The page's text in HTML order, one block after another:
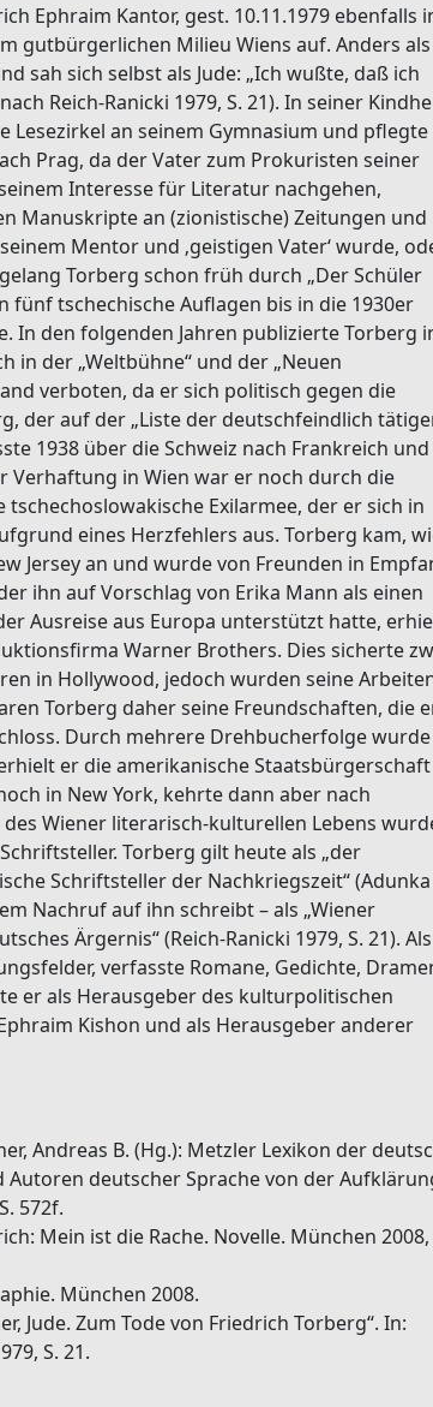
Ephraim Kantor, gest. 10.11.1979 ebenfalls
gutbürgerlichen Milieu Wiens auf. Anders als
sah sich selbst als Jude: „Ich wußte, daß ich
Reich-Ranicki 1979, S. 21). In seiner
an seinem Gymnasium und pflegte
Prag, da der Vater zum Prokuristen seiner
Interesse für Literatur nachgehen,
Manuskripte an (zionistische) Zeitungen und
Mentor und ‚geistigen Vater‘ wurde,
Torberg schon früh durch „Der Schüler
fünf tschechische Auflagen bis in die 1930er
In den folgenden Jahren publizierte Torberg
in der „Weltbühne“ und der „Neuen
verboten, da er sich politisch gegen die
der auf der „Liste der deutschfeindlich
1938 über die Schweiz nach Frankreich
Verhaftung in Wien war er noch durch die
Exilarmee, der er sich in
eines Herzfehlers aus. Torberg kam,
Jersey an und wurde von Freunden in
ihn auf Vorschlag von Erika Mann als einen
Ausreise aus Europa unterstützt hatte,
Warner Brothers. Dies sicherte
in Hollywood, jedoch wurden seine
Torberg daher seine Freundschaften, die
Durch mehrere Drehbucherfolge wurde
er die amerikanische Staatsbürgerschaft
in New York, kehrte dann aber nach
Wiener literarisch-kulturellen Lebens
Torberg gilt heute als „der
Schriftsteller der Nachkriegszeit“ (Adunka
Nachruf auf ihn schreibt – als „Wiener
Ärgernis“ (Reich-Ranicki 1979, S. 21). Als
verfasste Romane, Gedichte,
er als Herausgeber des kulturpolitischen
Kishon und als Herausgeber anderer
Andreas B. (Hg.): Metzler Lexikon der
deutscher Sprache von der
572f.
Mein ist die Rache. Novelle. München 2008,
München 2008.
Jude. Zum Tode von Friedrich Torberg“. In:
S. 21.